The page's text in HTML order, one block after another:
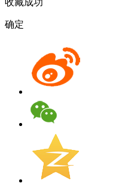
确定